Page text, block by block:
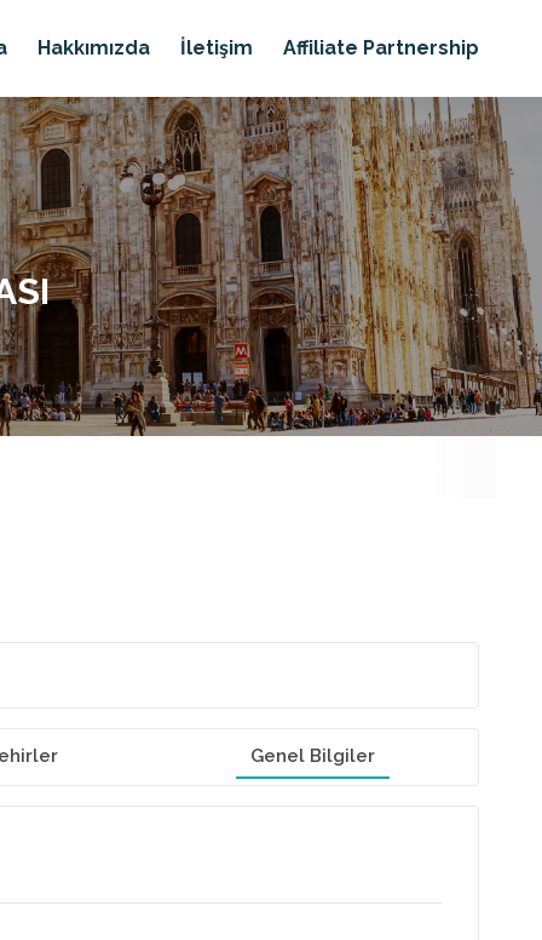
Hakkımızda İletişim Affiliate Partnership
Genel Bilgiler